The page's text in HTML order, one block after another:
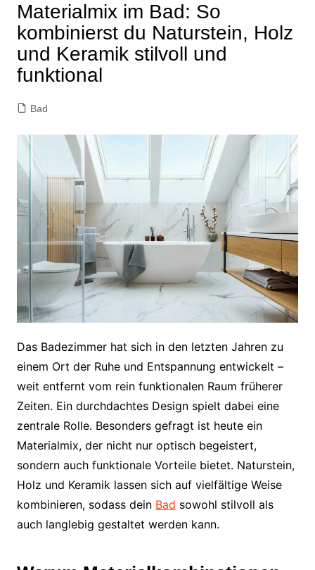
Materialmix im Bad: So
kombinierst du Naturstein, Holz
und Keramik stilvoll und
funktional
Bad
Das Badezimmer hat sich in den letzten Jahren zu
einem Ort der Ruhe und Entspannung entwickelt –
weit entfernt vom rein funktionalen Raum früherer
Zeiten. Ein durchdachtes Design spielt dabei eine
zentrale Rolle. Besonders gefragt ist heute ein
Materialmix, der nicht nur optisch begeistert,
sondern auch funktionale Vorteile bietet. Naturstein,
Holz und Keramik lassen sich auf vielfältige Weise
kombinieren, sodass dein Bad sowohl stilvoll als
auch langlebig gestaltet werden kann.